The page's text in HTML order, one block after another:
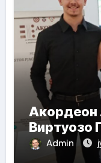
Акордеон
Виртуозо
Admin